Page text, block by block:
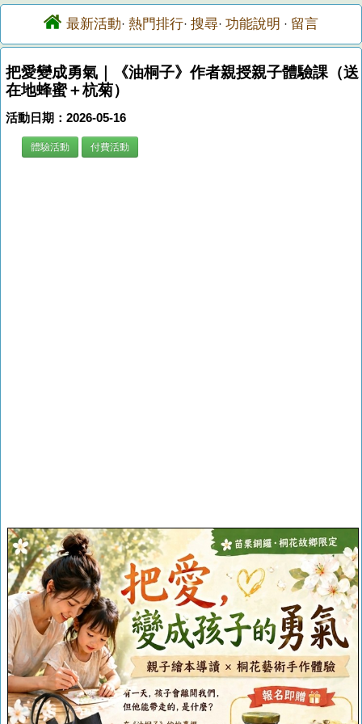
最新活動· 熱門排行· 搜尋· 功能說明 · 留言
把愛變成勇氣｜《油桐子》作者親授親子體驗課（送
在地蜂蜜＋杭菊）
活動日期：2026-05-16
體驗活動 付費活動